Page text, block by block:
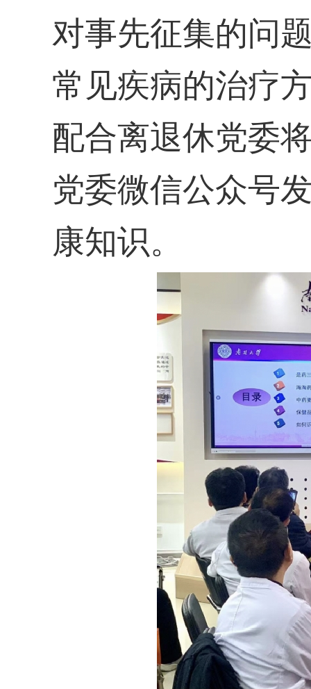
对事先征集的问
常见疾病的治疗
配合离退休党委
党委微信公众号
康知识。